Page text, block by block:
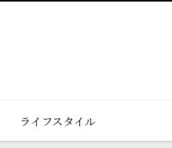
ライフスタイル